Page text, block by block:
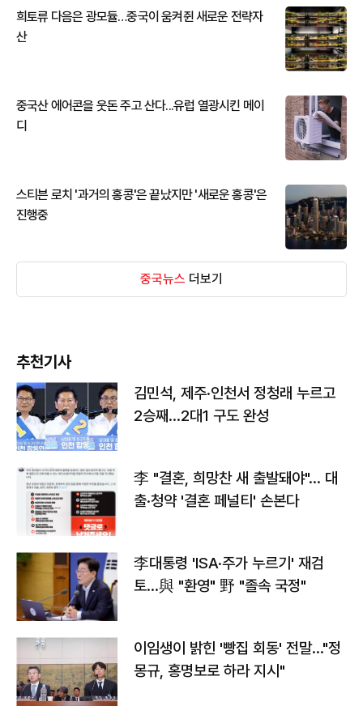
희토류 다음은 광모듈…중국이 움켜쥔 새로운 전략자
산
중국산 에어콘을 웃돈 주고 산다...유럽 열광시킨 메이
디
스티븐 로치 '과거의 홍콩'은 끝났지만 '새로운 홍콩'은
진행중
중국뉴스 더보기
추천기사
김민석, 제주·인천서 정청래 누르고
2승째…2대1 구도 완성
李 "결혼, 희망찬 새 출발돼야"… 대
출·청약 '결혼 페널티' 손본다
李대통령 'ISA·주가 누르기' 재검
토…與 "환영" 野 "졸속 국정"
이임생이 밝힌 '빵집 회동' 전말…"정
몽규, 홍명보로 하라 지시"